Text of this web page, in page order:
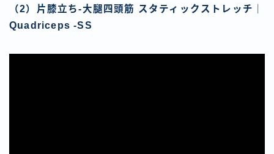
（2）片膝立ち-大腿四頭筋 スタティックストレッチ｜
Quadriceps -SS